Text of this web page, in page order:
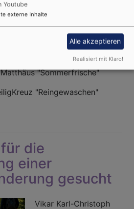
Esbach "Eingeschenkt"
"Lagerfeuer"
Esbach "Durchgelüftet"
"Sommerfrische"
"Reingewaschen"
die
einer
gesucht
Vikar Karl-Christoph
Youtube
externe Inhalte
Alle akzeptieren
Realisiert mit Klaro!